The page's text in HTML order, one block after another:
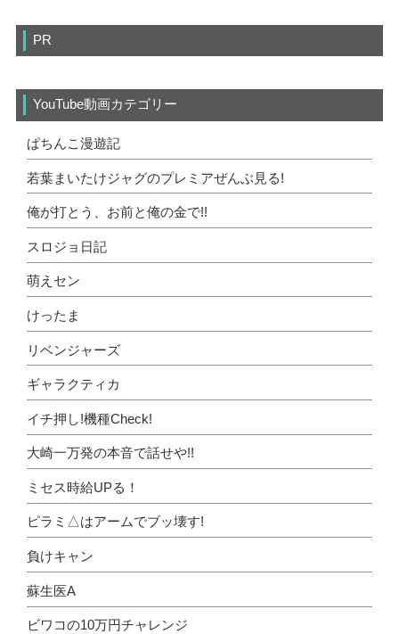
PR
YouTube動画カテゴリー
ぱちんこ漫遊記
若葉まいたけジャグのプレミアぜんぶ見る!
俺が打とう、お前と俺の金で!!
スロジョ日記
萌えセン
けったま
リベンジャーズ
ギャラクティカ
イチ押し!機種Check!
大崎一万発の本音で話せや!!
ミセス時給UPる！
ピラミ△はアームでブッ壊す!
負けキャン
蘇生医A
ビワコの10万円チャレンジ